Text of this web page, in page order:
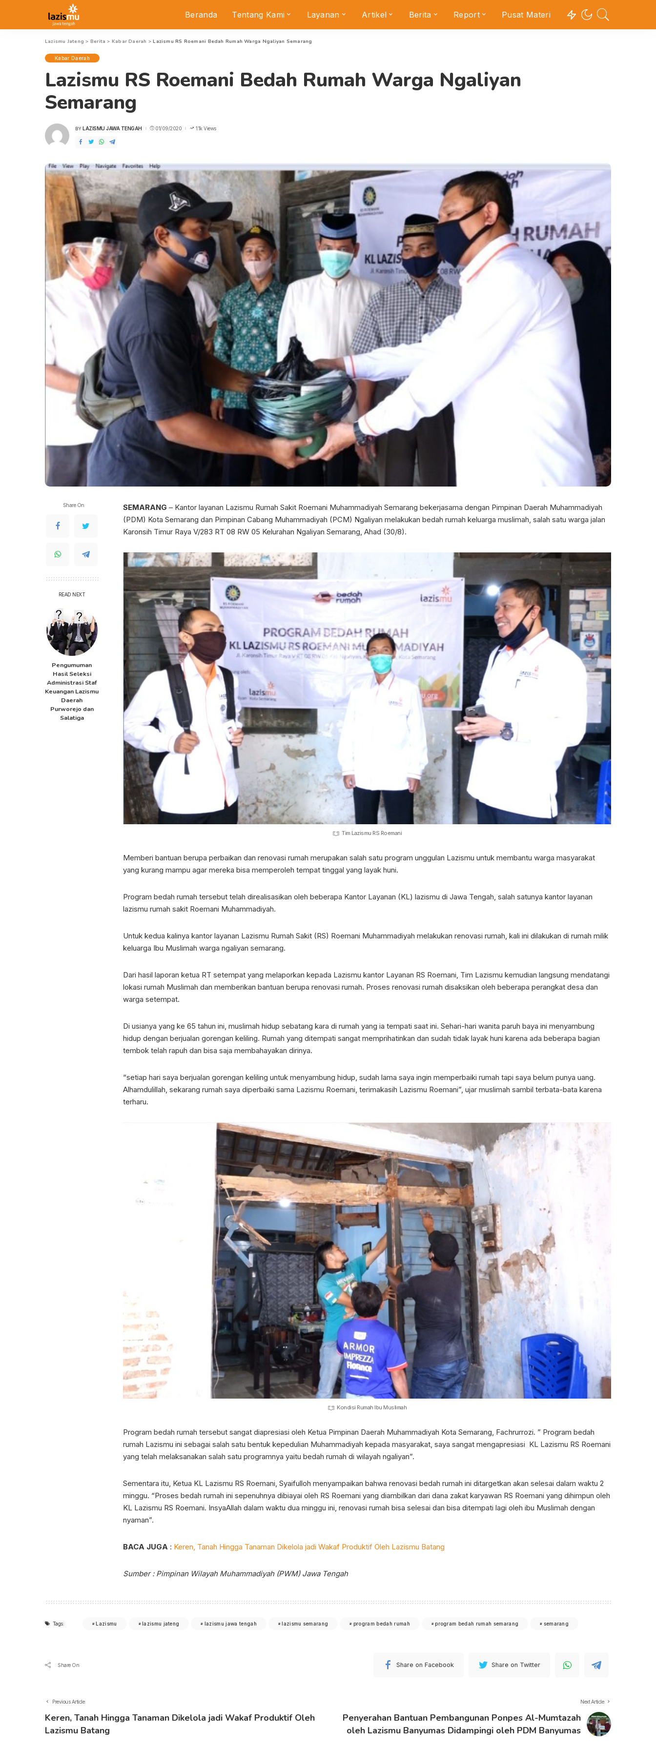
Beranda Tentang Kami Layanan Artikel Berita Report Pusat Materi
Lazismu Jateng > Berita > Kabar Daerah >Lazismu RS Roemani Bedah Rumah Warga Ngaliyan Semarang
Kabar Daerah
Lazismu RS Roemani Bedah Rumah Warga Ngaliyan
Semarang
POSTED
BY LAZISMU JAWA TENGAH 01/09/2020 1.1k Views
Share On
READ NEXT
Pengumuman
Hasil Seleksi
Administrasi Staf
Keuangan Lazismu
Daerah
Purworejo dan
Salatiga
SEMARANG – Kantor layanan Lazismu Rumah Sakit Roemani Muhammadiyah Semarang bekerjasama dengan Pimpinan Daerah Muhammadiyah
(PDM) Kota Semarang dan Pimpinan Cabang Muhammadiyah (PCM) Ngaliyan melakukan bedah rumah keluarga muslimah, salah satu warga jalan
Karonsih Timur Raya V/283 RT 08 RW 05 Kelurahan Ngaliyan Semarang, Ahad (30/8).
Tim Lazismu RS Roemani
Memberi bantuan berupa perbaikan dan renovasi rumah merupakan salah satu program unggulan Lazismu untuk membantu warga masyarakat
yang kurang mampu agar mereka bisa memperoleh tempat tinggal yang layak huni.
Program bedah rumah tersebut telah direalisasikan oleh beberapa Kantor Layanan (KL) lazismu di Jawa Tengah, salah satunya kantor layanan
lazismu rumah sakit Roemani Muhammadiyah.
Untuk kedua kalinya kantor layanan Lazismu Rumah Sakit (RS) Roemani Muhammadiyah melakukan renovasi rumah, kali ini dilakukan di rumah milik
keluarga Ibu Muslimah warga ngaliyan semarang.
Dari hasil laporan ketua RT setempat yang melaporkan kepada Lazismu kantor Layanan RS Roemani, Tim Lazismu kemudian langsung mendatangi
lokasi rumah Muslimah dan memberikan bantuan berupa renovasi rumah. Proses renovasi rumah disaksikan oleh beberapa perangkat desa dan
warga setempat.
Di usianya yang ke 65 tahun ini, muslimah hidup sebatang kara di rumah yang ia tempati saat ini. Sehari-hari wanita paruh baya ini menyambung
hidup dengan berjualan gorengan keliling. Rumah yang ditempati sangat memprihatinkan dan sudah tidak layak huni karena ada beberapa bagian
tembok telah rapuh dan bisa saja membahayakan dirinya.
“setiap hari saya berjualan gorengan keliling untuk menyambung hidup, sudah lama saya ingin memperbaiki rumah tapi saya belum punya uang.
Alhamdulillah, sekarang rumah saya diperbaiki sama Lazismu Roemani, terimakasih Lazismu Roemani”, ujar muslimah sambil terbata-bata karena
terharu.
Kondisi Rumah Ibu Muslimah
Program bedah rumah tersebut sangat diapresiasi oleh Ketua Pimpinan Daerah Muhammadiyah Kota Semarang, Fachrurrozi. ” Program bedah
rumah Lazismu ini sebagai salah satu bentuk kepedulian Muhammadiyah kepada masyarakat, saya sangat mengapresiasi KL Lazismu RS Roemani
yang telah melaksanakan salah satu programnya yaitu bedah rumah di wilayah ngaliyan”.
Sementara itu, Ketua KL Lazismu RS Roemani, Syaifulloh menyampaikan bahwa renovasi bedah rumah ini ditargetkan akan selesai dalam waktu 2
minggu. “Proses bedah rumah ini sepenuhnya dibiayai oleh RS Roemani yang diambilkan dari dana zakat karyawan RS Roemani yang dihimpun oleh
KL Lazismu RS Roemani. InsyaAllah dalam waktu dua minggu ini, renovasi rumah bisa selesai dan bisa ditempati lagi oleh ibu Muslimah dengan
nyaman”.
BACA JUGA : Keren, Tanah Hingga Tanaman Dikelola jadi Wakaf Produktif Oleh Lazismu Batang
Sumber : Pimpinan Wilayah Muhammadiyah (PWM) Jawa Tengah
Tags: Lazismu lazismu jateng lazismu jawa tengah lazismu semarang program bedah rumah program bedah rumah semarang semarang
Share On Share on Facebook Share on Twitter
Previous Article
Keren, Tanah Hingga Tanaman Dikelola jadi Wakaf Produktif Oleh
Lazismu Batang
Next Article
Penyerahan Bantuan Pembangunan Ponpes Al-Mumtazah
oleh Lazismu Banyumas Didampingi oleh PDM Banyumas